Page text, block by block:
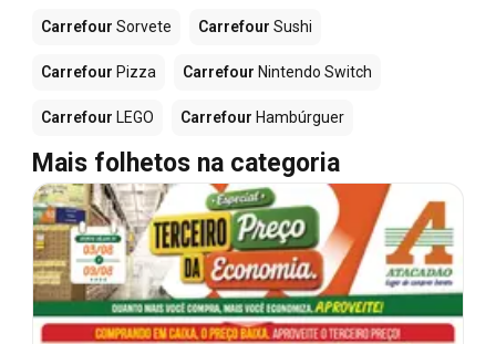
Carrefour Sorvete Carrefour Sushi
Carrefour Pizza Carrefour Nintendo Switch
Carrefour LEGO Carrefour Hambúrguer
Mais folhetos na categoria